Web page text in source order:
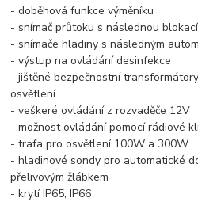
- doběhová funkce výměníku
- snímač průtoku s následnou
- snímače hladiny s následným
- výstup na ovládání desinfekce
- jištěné bezpečnostní
osvětlení
- veškeré ovládání z rozvaděče 12V
- možnost ovládání pomocí rádiové
- trafa pro osvětlení 100W a 300W
- hladinové sondy pro automatické
přelivovým žlábkem
- krytí IP65, IP66